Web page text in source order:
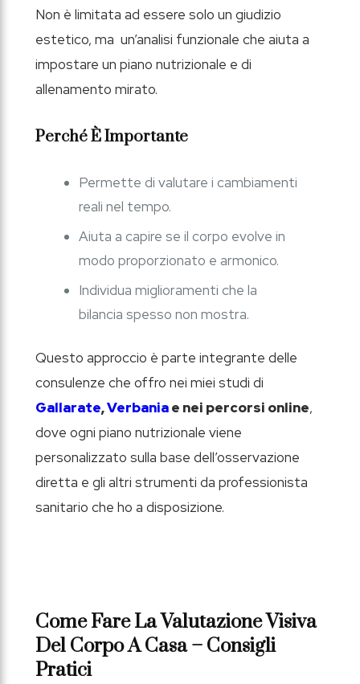
Non è limitata ad essere solo un giudizio
estetico, ma un’analisi funzionale che aiuta a
impostare un piano nutrizionale e di
allenamento mirato.
Perché È Importante
Permette di valutare i cambiamenti
reali nel tempo.
Aiuta a capire se il corpo evolve in
modo proporzionato e armonico.
Individua miglioramenti che la
bilancia spesso non mostra.
Questo approccio è parte integrante delle
consulenze che offro nei miei studi di
Gallarate,Verbaniae nei percorsi online,
dove ogni piano nutrizionale viene
personalizzato sulla base dell’osservazione
diretta e gli altri strumenti da professionista
sanitario che ho a disposizione.
Come Fare La Valutazione Visiva
Del Corpo A Casa – Consigli
Pratici